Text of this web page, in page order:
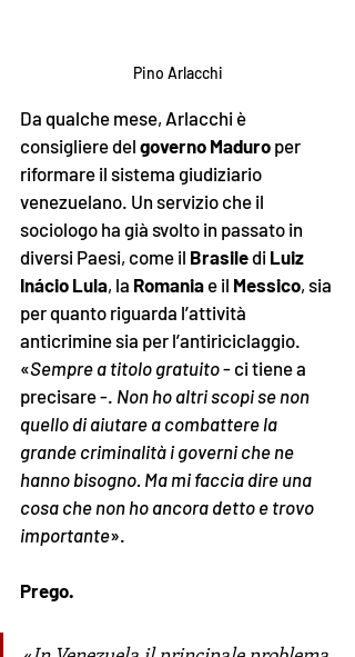
Pino Arlacchi
Da qualche mese, Arlacchi è
consigliere del governo Maduro per
riformare il sistema giudiziario
venezuelano. Un servizio che il
sociologo ha già svolto in passato in
diversi Paesi, come il Brasile di Luiz
Inácio Lula, la Romania e il Messico, sia
per quanto riguarda l’attività
anticrimine sia per l’antiriciclaggio.
«Sempre a titolo gratuito - ci tiene a
precisare -. Non ho altri scopi se non
quello di aiutare a combattere la
grande criminalità i governi che ne
hanno bisogno. Ma mi faccia dire una
cosa che non ho ancora detto e trovo
importante».
Prego.